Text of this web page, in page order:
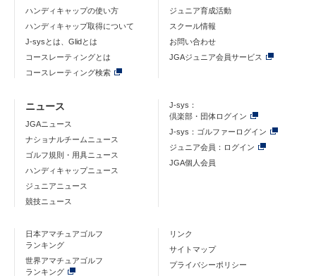
ハンディキャップの使い方
ハンディキャップ取得について
J-sysとは、Glidとは
コースレーティングとは
コースレーティング検索
ジュニア育成活動
スクール情報
お問い合わせ
JGAジュニア会員サービス
ニュース
JGAニュース
ナショナルチームニュース
ゴルフ規則・用具ニュース
ハンディキャップニュース
ジュニアニュース
競技ニュース
J-sys：
倶楽部・団体ログイン
J-sys：ゴルファーログイン
ジュニア会員：ログイン
JGA個人会員
日本アマチュアゴルフ
ランキング
世界アマチュアゴルフ
ランキング
リンク
サイトマップ
プライバシーポリシー